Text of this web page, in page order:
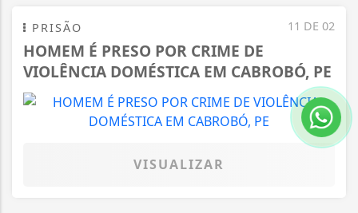
11 DE 02
PRISÃO
HOMEM É PRESO POR CRIME DE
VIOLÊNCIA DOMÉSTICA EM CABROBÓ, PE
VISUALIZAR